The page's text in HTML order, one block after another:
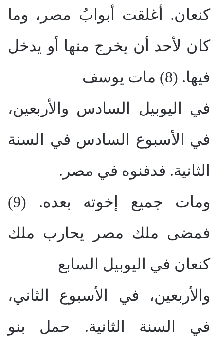
كنعان. أغلقت أبوابُ مصر، وما
كان لأحد أن يخرج منها أو يدخل
فيها. (8) مات يوسف
في اليوبيل السادس والأربعين،
في الأسبوع السادس في السنة
الثانية. فدفنوه في مصر.
ومات جميع إخوته بعده. (9)
فمضى ملك مصر يحارب ملك
كنعان في اليوبيل السابع
والأربعين، في الأسبوع الثاني،
في السنة الثانية. حمل بنو